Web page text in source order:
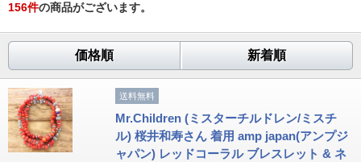
156件の商品がございます。
価格順 新着順
送料無料
Mr.Children (ミスターチルドレン/ミスチ
ル) 桜井和寿さん 着用 amp japan(アンプジ
ャパン) レッドコーラル ブレスレット & ネ